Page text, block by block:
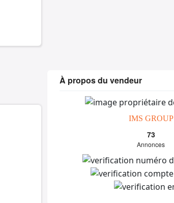
À propos du vendeur
IMS GROUP
73
Annonces